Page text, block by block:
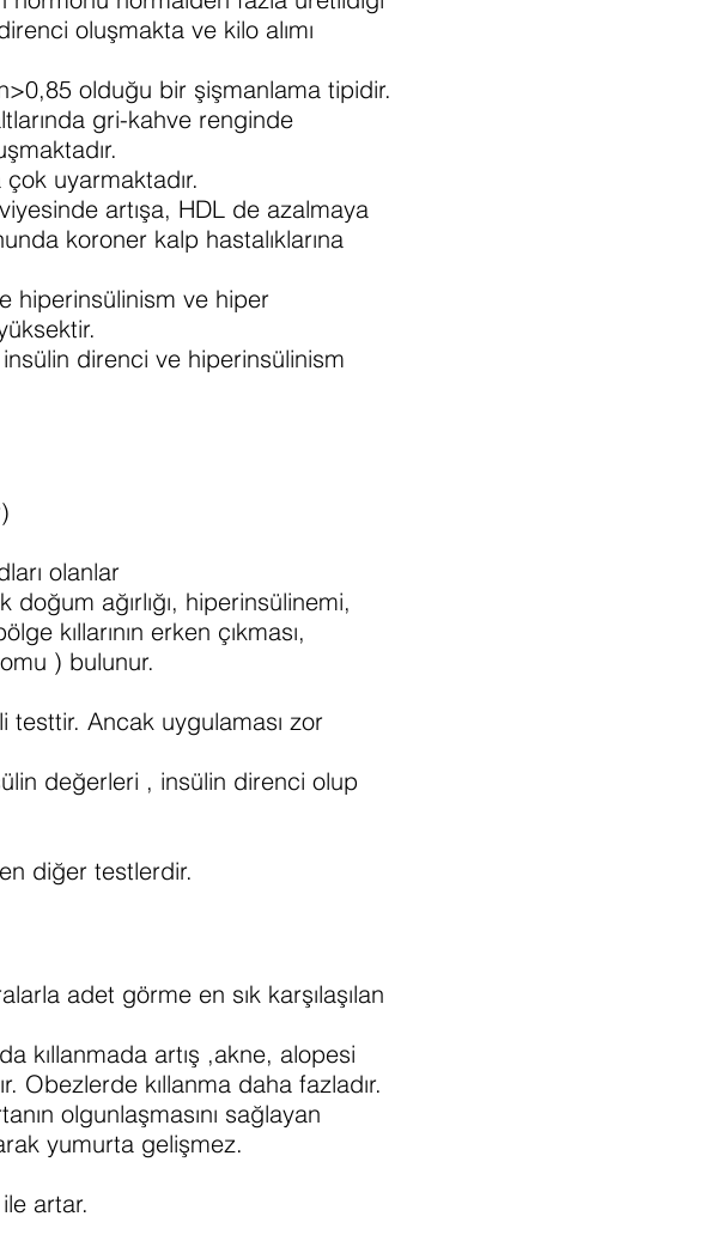
oluşmakta ve kilo alımı
olduğu bir şişmanlama tipidir.
gri-kahve renginde
uyarmaktadır.
artışa, HDL de azalmaya
koroner kalp hastalıklarına
hiperinsülinism ve hiper
direnci ve hiperinsülinism
olanlar
ağırlığı, hiperinsülinemi,
kıllarının erken çıkması,
) bulunur.
Ancak uygulaması zor
değerleri , insülin direnci olup
diğer testlerdir.
adet görme en sık karşılaşılan
kıllanmada artış ,akne, alopesi
Obezlerde kıllanma daha fazladır.
olgunlaşmasını sağlayan
yumurta gelişmez.
artar.